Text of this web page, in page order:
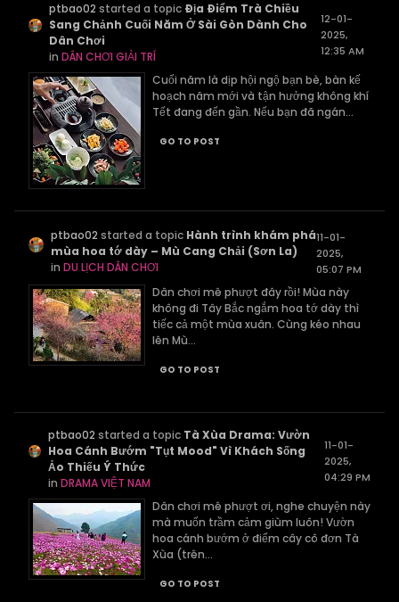
ptbao02 started a topic Địa Điểm Trà Chiều
Sang Chảnh Cuối Năm Ở Sài Gòn Dành Cho
Dân Chơi
inDÂN CHƠI GIẢI TRÍ
12-01-
2025,
12:35 AM
Cuối năm là dịp hội ngộ bạn bè, bàn kế
hoạch năm mới và tận hưởng không khí
Tết đang đến gần. Nếu bạn đã ngán...
GO TO POST
ptbao02 started a topic Hành trình khám phá
mùa hoa tớ dày – Mù Cang Chải (Sơn La)
in DU LỊCH DÂN CHƠI
11-01-
2025,
05:07 PM
Dân chơi mê phượt đây rồi! Mùa này
không đi Tây Bắc ngắm hoa tớ dày thì
tiếc cả một mùa xuân. Cùng kéo nhau
lên Mù...
GO TO POST
ptbao02 started a topic Tà Xùa Drama: Vườn
Hoa Cánh Bướm "Tụt Mood" Vì Khách Sống
Ảo Thiếu Ý Thức
inDRAMA VIỆT NAM
11-01-
2025,
04:29 PM
Dân chơi mê phượt ơi, nghe chuyện này
mà muốn trầm cảm giùm luôn! Vườn
hoa cánh bướm ở điểm cây cô đơn Tà
Xùa (trên...
GO TO POST